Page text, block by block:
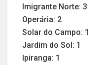
Imigrante Norte: 3
Operária: 2
Solar do Campo: 1
Jardim do Sol: 1
Ipiranga: 1